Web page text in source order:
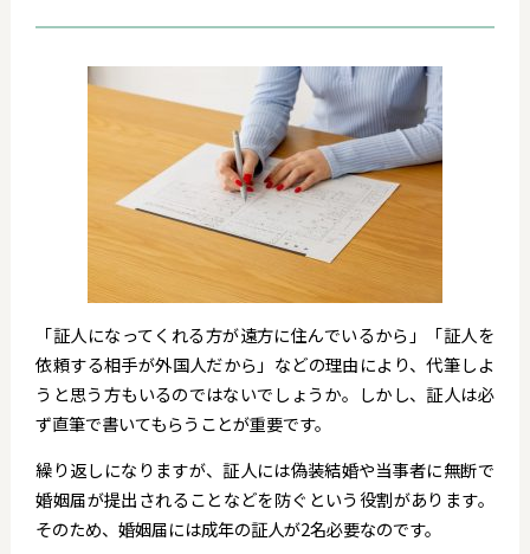
「証人になってくれる方が遠方に住んでいるから」「証人を
依頼する相手が外国人だから」などの理由により、代筆しよ
うと思う方もいるのではないでしょうか。しかし、証人は必
ず直筆で書いてもらうことが重要です。
繰り返しになりますが、証人には偽装結婚や当事者に無断で
婚姻届が提出されることなどを防ぐという役割があります。
そのため、婚姻届には成年の証人が2名必要なのです。